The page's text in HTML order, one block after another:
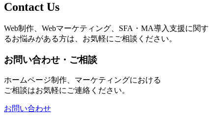
Contact Us
Web制作、Webマーケティング、SFA・MA導入支援に関す
るお悩みがある方は、お気軽にご相談ください。
お問い合わせ・ご相談
ホームページ制作、マーケティングにおける
ご相談はお気軽にご連絡ください。
お問い合わせ